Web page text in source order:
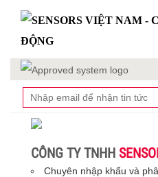
CÔNG TY TNHH
Chuyên nhập khẩu và